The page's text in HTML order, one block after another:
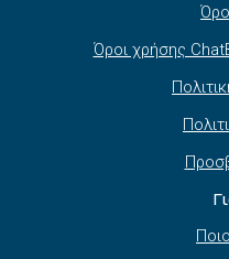
Όροι χρήσης